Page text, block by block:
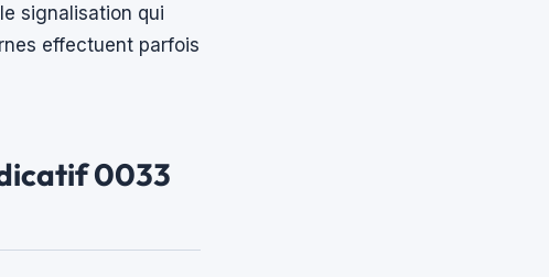
signalisation qui
effectuent parfois
0033